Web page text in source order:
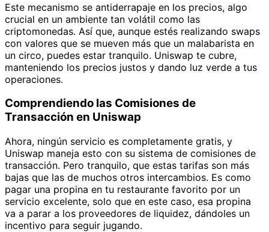
Este mecanismo se antiderrapaje en los precios, algo
crucial en un ambiente tan volátil como las
criptomonedas. Así que, aunque estés realizando swaps
con valores que se mueven más que un malabarista en
un circo, puedes estar tranquilo. Uniswap te cubre,
manteniendo los precios justos y dando luz verde a tus
operaciones.
Comprendiendo las Comisiones de
Transacción en Uniswap
Ahora, ningún servicio es completamente gratis, y
Uniswap maneja esto con su sistema de comisiones de
transacción. Pero tranquilo, que estas tarifas son más
bajas que las de muchos otros intercambios. Es como
pagar una propina en tu restaurante favorito por un
servicio excelente, solo que en este caso, esa propina
va a parar a los proveedores de liquidez, dándoles un
incentivo para seguir jugando.